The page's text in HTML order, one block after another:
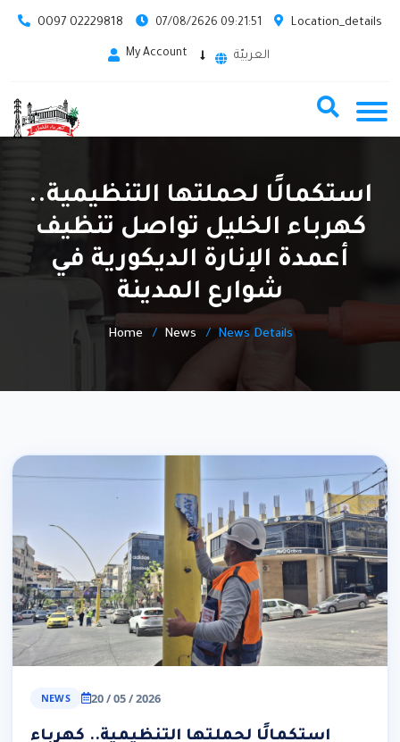
0097 02229818 07/08/2626 09:21:51 Location_details
My Account العربيّة
استكمالًا لحملتها التنظيمية..
كهرباء الخليل تواصل تنظيف
أعمدة الإنارة الديكورية في
شوارع المدينة
Home News News Details
NEWS 20 / 05 / 2026
استكمالًا لحملتها التنظيمية.. كهرباء